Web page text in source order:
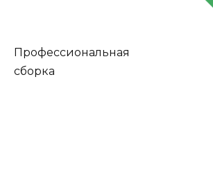
Профессиональная
сборка